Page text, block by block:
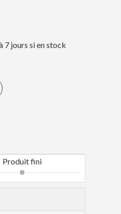
7 jours si en stock
Produit fini